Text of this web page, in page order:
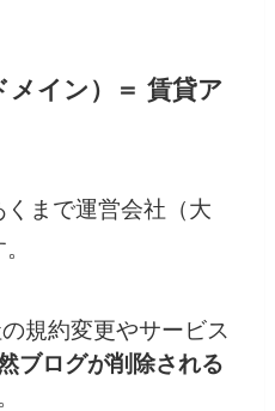
メイン）＝ 賃貸ア
まで運営会社（大
規約変更やサービス
ブログが削除される